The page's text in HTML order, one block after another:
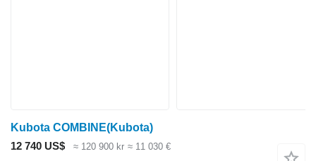
Kubota COMBINE(Kubota)
12 740 US$
≈ 120 900 kr ≈ 11 030 €